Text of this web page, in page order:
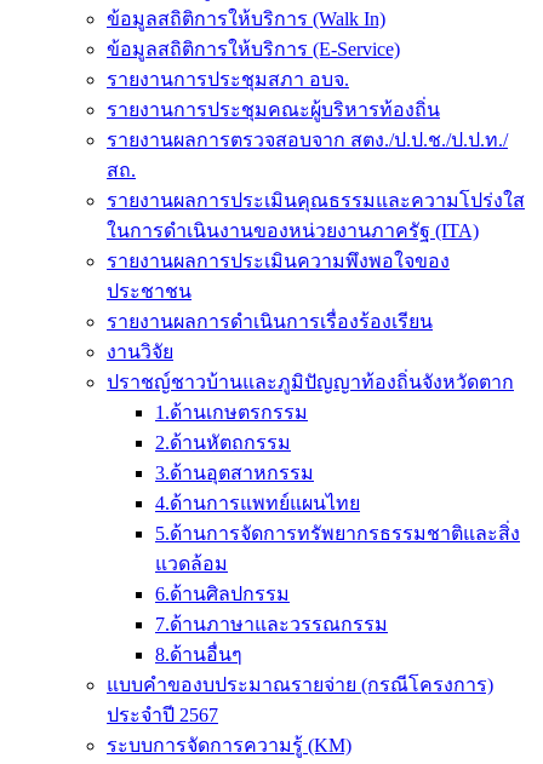
ข้อมูลสถิติการให้บริการ (Walk In)
ข้อมูลสถิติการให้บริการ (E-Service)
รายงานการประชุมสภา อบจ.
รายงานการประชุมคณะผู้บริหารท้องถิ่น
รายงานผลการตรวจสอบจาก สตง./ป.ป.ช./ป.ป.ท./
สถ.
รายงานผลการประเมินคุณธรรมและความโปร่งใส
ในการดำเนินงานของหน่วยงานภาครัฐ (ITA)
รายงานผลการประเมินความพึงพอใจของ
ประชาชน
รายงานผลการดำเนินการเรื่องร้องเรียน
งานวิจัย
ปราชญ์ชาวบ้านและภูมิปัญญาท้องถิ่นจังหวัดตาก
1.ด้านเกษตรกรรม
2.ด้านหัตถกรรม
3.ด้านอุตสาหกรรม
4.ด้านการแพทย์แผนไทย
5.ด้านการจัดการทรัพยากรธรรมชาติและสิ่ง
แวดล้อม
6.ด้านศิลปกรรม
7.ด้านภาษาและวรรณกรรม
8.ด้านอื่นๆ
แบบคำของบประมาณรายจ่าย (กรณีโครงการ)
ประจำปี 2567
ระบบการจัดการความรู้ (KM)